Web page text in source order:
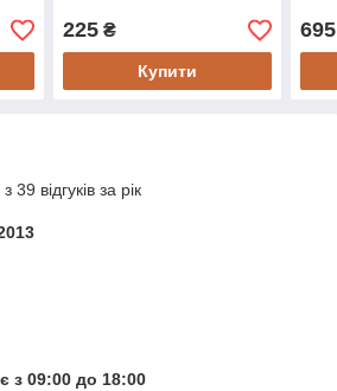
225₴
Купити
695
39 відгуків за рік
з 09:00 до 18:00